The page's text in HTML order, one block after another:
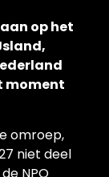
op het
moment
omroep,
niet deel